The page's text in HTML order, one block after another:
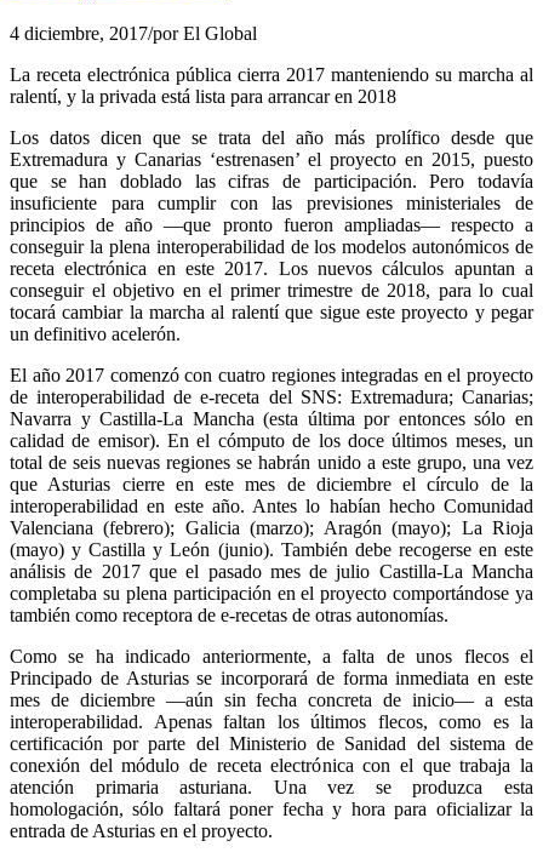
4 diciembre, 2017/porEl Global
La receta electrónica pública cierra 2017 manteniendo su marcha al
ralentí, y la privada está lista para arrancar en 2018
Los datos dicen que se trata del año más prolífico desde que
Extremadura y Canarias ‘estrenasen’ el proyecto en 2015, puesto
que se han doblado las cifras de participación. Pero todavía
insuficiente para cumplir con las previsiones ministeriales de
principios de año —que pronto fueron ampliadas— respecto a
conseguir la plena interoperabilidad de los modelos autonómicos de
receta electrónica en este 2017. Los nuevos cálculos apuntan a
conseguir el objetivo en el primer trimestre de 2018, para lo cual
tocará cambiar la marcha al ralentí que sigue este proyecto y pegar
un definitivo acelerón.
El año 2017 comenzó con cuatro regiones integradas en el proyecto
de interoperabilidad de e-receta del SNS: Extremadura; Canarias;
Navarra y Castilla-La Mancha (esta última por entonces sólo en
calidad de emisor). En el cómputo de los doce últimos meses, un
total de seis nuevas regiones se habrán unido a este grupo, una vez
que Asturias cierre en este mes de diciembre el círculo de la
interoperabilidad en este año. Antes lo habían hecho Comunidad
Valenciana (febrero); Galicia (marzo); Aragón (mayo); La Rioja
(mayo) y Castilla y León (junio). También debe recogerse en este
análisis de 2017 que el pasado mes de julio Castilla-La Mancha
completaba su plena participación en el proyecto comportándose ya
también como receptora de e-recetas de otras autonomías.
Como se ha indicado anteriormente, a falta de unos flecos el
Principado de Asturias se incorporará de forma inmediata en este
mes de diciembre —aún sin fecha concreta de inicio— a esta
interoperabilidad. Apenas faltan los últimos flecos, como es la
certificación por parte del Ministerio de Sanidad del sistema de
conexión del módulo de receta electrónica con el que trabaja la
atención primaria asturiana. Una vez se produzca esta
homologación, sólo faltará poner fecha y hora para oficializar la
entrada de Asturias en el proyecto.